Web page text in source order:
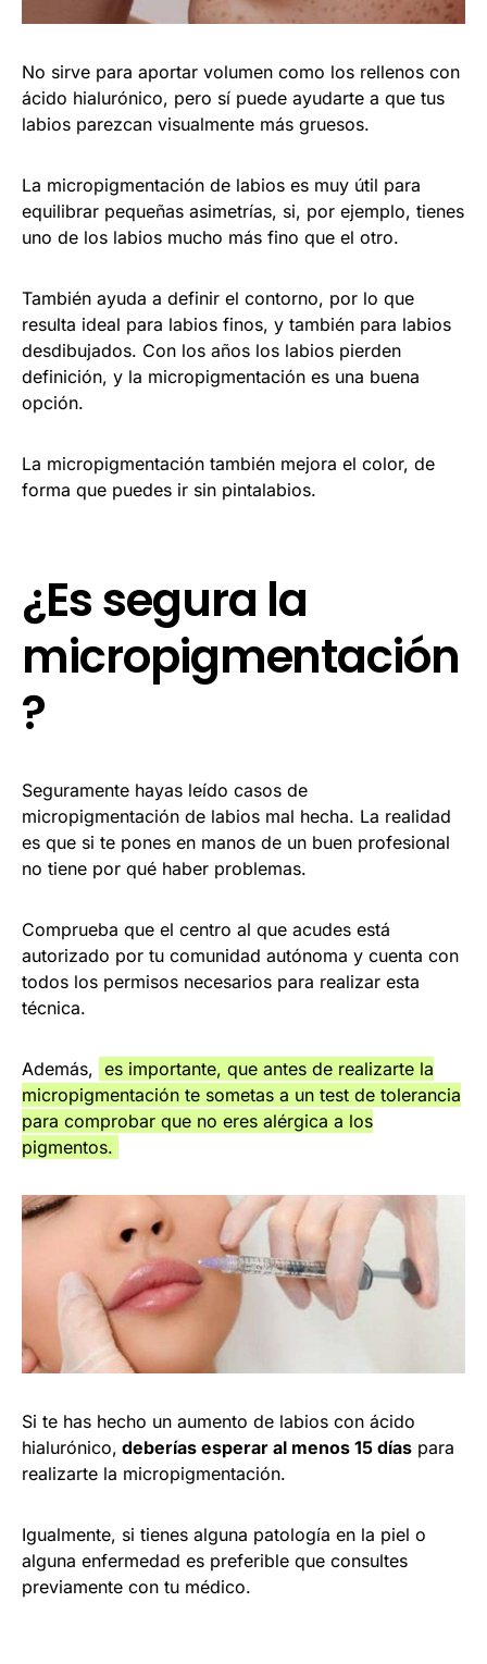
No sirve para aportar volumen como los rellenos con
ácido hialurónico, pero sí puede ayudarte a que tus
labios parezcan visualmente más gruesos.
La micropigmentación de labios es muy útil para
equilibrar pequeñas asimetrías, si, por ejemplo, tienes
uno de los labios mucho más fino que el otro.
También ayuda a definir el contorno, por lo que
resulta ideal para labios finos, y también para labios
desdibujados. Con los años los labios pierden
definición, y la micropigmentación es una buena
opción.
La micropigmentación también mejora el color, de
forma que puedes ir sin pintalabios.
¿Es segura la
micropigmentación
?
Seguramente hayas leído casos de
micropigmentación de labios mal hecha. La realidad
es que si te pones en manos de un buen profesional
no tiene por qué haber problemas.
Comprueba que el centro al que acudes está
autorizado por tu comunidad autónoma y cuenta con
todos los permisos necesarios para realizar esta
técnica.
Además, es importante, que antes de realizarte la
micropigmentación te sometas a un test de tolerancia
para comprobar que no eres alérgica a los
pigmentos.
Si te has hecho un aumento de labios con ácido
hialurónico, deberías esperar al menos 15 días para
realizarte la micropigmentación.
Igualmente, si tienes alguna patología en la piel o
alguna enfermedad es preferible que consultes
previamente con tu médico.